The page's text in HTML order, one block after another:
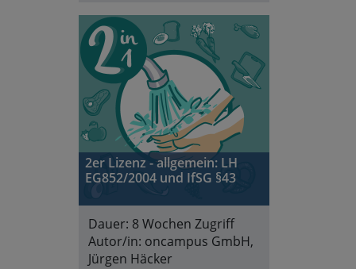
2er Lizenz - allgemein: LH
EG852/2004 und IfSG §43
Dauer: 8 Wochen Zugriff
Autor/in: oncampus GmbH,
Jürgen Häcker